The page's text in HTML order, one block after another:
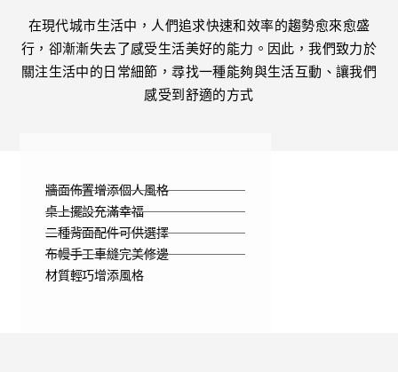
在現代城市生活中，人們追求快速和效率的趨勢愈來愈盛
行，卻漸漸失去了感受生活美好的能力。因此，我們致力於
關注生活中的日常細節，尋找一種能夠與生活互動、讓我們
感受到舒適的方式
牆面佈置增添個人風格
桌上擺設充滿幸福
二種背面配件可供選擇
布幔手工車縫完美修邊
材質輕巧增添風格